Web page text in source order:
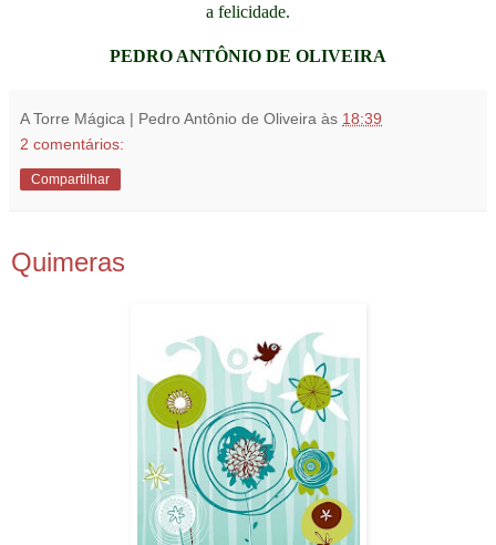
a felicidade.
PEDRO ANTÔNIO DE OLIVEIRA
A Torre Mágica | Pedro Antônio de Oliveira às 18:39
2 comentários:
Compartilhar
Quimeras